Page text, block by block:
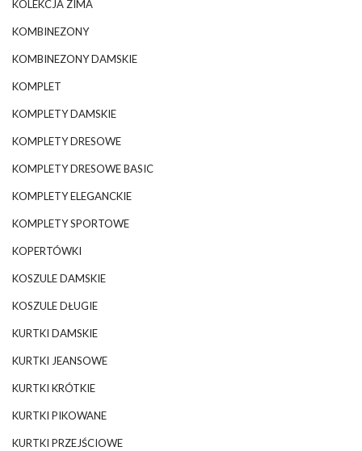
KOLEKCJA ZIMA
KOMBINEZONY
KOMBINEZONY DAMSKIE
KOMPLET
KOMPLETY DAMSKIE
KOMPLETY DRESOWE
KOMPLETY DRESOWE BASIC
KOMPLETY ELEGANCKIE
KOMPLETY SPORTOWE
KOPERTÓWKI
KOSZULE DAMSKIE
KOSZULE DŁUGIE
KURTKI DAMSKIE
KURTKI JEANSOWE
KURTKI KRÓTKIE
KURTKI PIKOWANE
KURTKI PRZEJŚCIOWE